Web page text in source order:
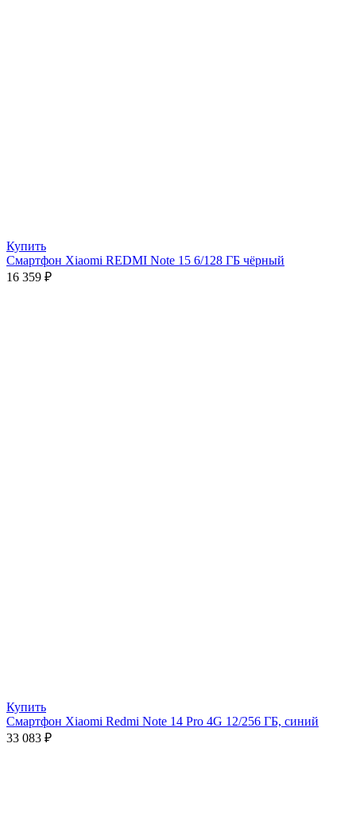
Купить
Смартфон Xiaomi REDMI Note 15 6/128 ГБ чёрный
16 359 ₽
Купить
Смартфон Xiaomi Redmi Note 14 Pro 4G 12/256 ГБ, синий
33 083 ₽